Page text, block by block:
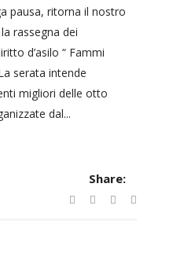
pausa, ritorna il nostro
rassegna dei
d’asilo “ Fammi
serata intende
migliori delle otto
dal...
Share: